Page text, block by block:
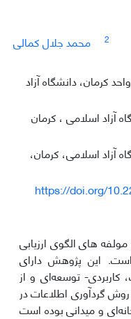
2 محمد جلال کمالی
کرمان، دانشگاه آزاد
آزاد اسلامی ، کرمان
آزاد اسلامی، کرمان،
https://doi.org/
های الگوی ارزیابی
این پژوهش دارای
توسعه‌ای و از
گردآوری اطلاعات در
و میدانی بوده است